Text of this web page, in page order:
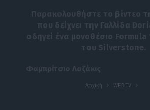
Παρακολουθήστε το βίντεο
που δείχνει την Γαλλίδα
οδηγεί ένα μονοθέσιο
του Silverstone.
Φαμπρίτσιο Λαζάκις
Αρχική WEB TV